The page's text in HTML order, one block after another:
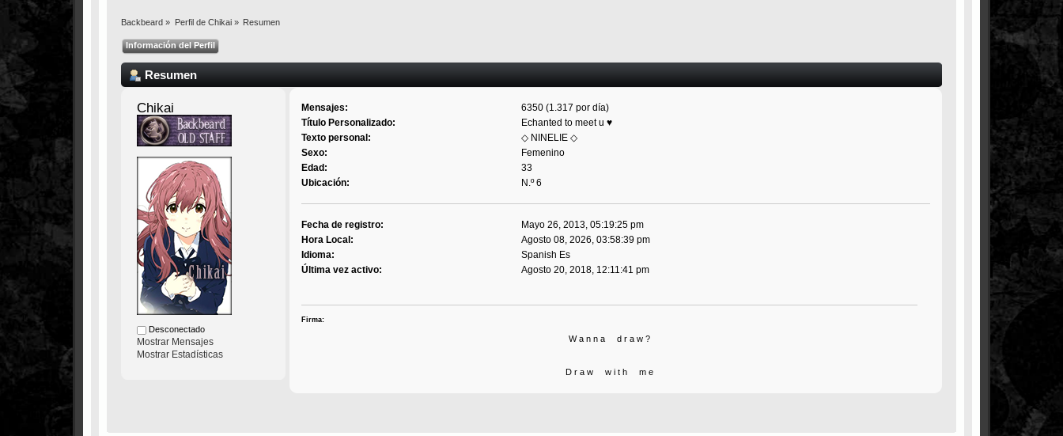
Backbeard » Perfil de Chikai » Resumen
Información del Perfil
Resumen
Chikai
Desconectado
Mostrar Mensajes
Mostrar Estadísticas
Mensajes:
6350 (1.317 por día)
Título Personalizado:
Echanted to meet u ♥
Texto personal:
◇ NINELIE ◇
Sexo:
Femenino
Edad:
33
Ubicación:
N.º 6
Fecha de registro:
Mayo 26, 2013, 05:19:25 pm
Hora Local:
Agosto 08, 2026, 03:58:39 pm
Idioma:
Spanish Es
Última vez activo:
Agosto 20, 2018, 12:11:41 pm
Firma:
W a n n a d r a w ?
D r a w w i t h m e